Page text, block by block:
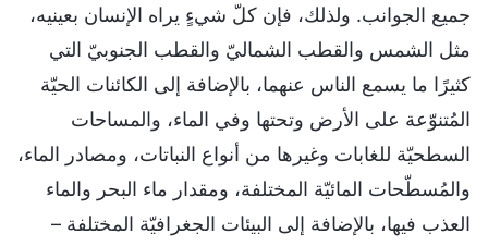
جميع الجوانب. ولذلك، فإن كلّ شيءٍ يراه الإنسان بعينيه،
مثل الشمس والقطب الشماليّ والقطب الجنوبيّ التي
كثيرًا ما يسمع الناس عنهما، بالإضافة إلى الكائنات الحيّة
المُتنوّعة على الأرض وتحتها وفي الماء، والمساحات
السطحيّة للغابات وغيرها من أنواع النباتات، ومصادر الماء،
والمُسطّحات المائيّة المختلفة، ومقدار ماء البحر والماء
العذب فيها، بالإضافة إلى البيئات الجغرافيّة المختلفة –